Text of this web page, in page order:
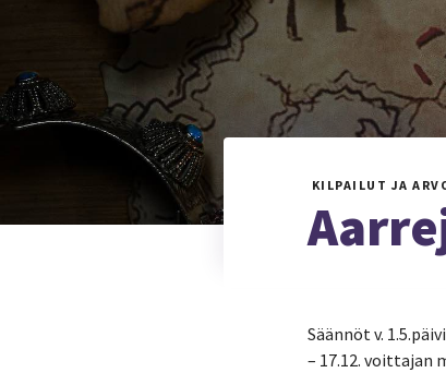
KILPAILUT JA
Säännöt v.
– 17.12. voittajan